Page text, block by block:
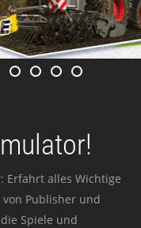
Erfahrt alles Wichtige
Publisher und
Spiele und